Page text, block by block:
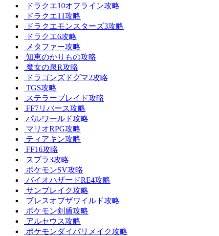
ドラクエ10オフライン攻略
ドラクエ11攻略
ドラクエモンスターズ3攻略
ドラクエ6攻略
メタファー攻略
知恵のかりもの攻略
魔女の泉R攻略
ドラゴンズドグマ2攻略
TGS攻略
ステラーブレイド攻略
FF7リバース攻略
パルワールド攻略
マリオRPG攻略
ティアキン攻略
FF16攻略
スプラ3攻略
ポケモンSV攻略
バイオハザードRE4攻略
サンブレイク攻略
ブレスオブザワイルド攻略
ポケモン剣盾攻略
アルセウス攻略
ポケモンダイパリメイク攻略